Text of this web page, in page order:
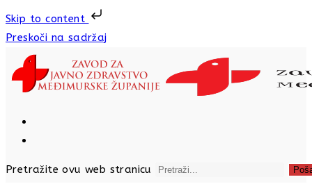
Skip to content
Preskoči na sadržaj
Pretražite ovu web stranicu